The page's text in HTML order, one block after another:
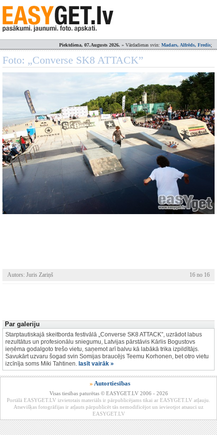
Piektdiena, 07.Augusts 2026. » Vārdadienas svin: Madars, Alfrēds, Fredis;
Foto: „Converse SK8 ATTACK”
Autors: Juris Zariņš 16 no 16
Par galeriju
Starptautiskajā skeitborda festivālā „Converse SK8 ATTACK”, uzrādot labus
rezultātus un profesionālu sniegumu, Latvijas pārstāvis Kārlis Bogustovs
ieņēma godalgoto trešo vietu, saņemot arī balvu kā labākā trika izpildītājs.
Savukārt uzvaru šogad svin Somijas braucējs Teemu Korhonen, bet otro vietu
izcīnīja soms Miki Tahtinen. lasīt vairāk »
» Autortiesības
Visas tiesības paturētas © EASYGET.LV 2006 - 2026
Portālā EASYGET.LV izvietotais materiāls ir pārpublicējams tikai ar EASYGET.LV atļauju.
Atsevišķas fotogrāfijas ir atļauts pārpublicēt tās nemodificējot un ievieotjot atsauci uz
EASYGET.LV